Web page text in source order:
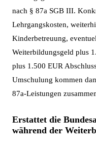
nach § 87a SGB III.
Lehrgangskosten,
Kinderbetreuung,
Weiterbildungsgeld plus
plus 1.500 EUR
Umschulung kommen
87a-Leistungen
Erstattet die
während der